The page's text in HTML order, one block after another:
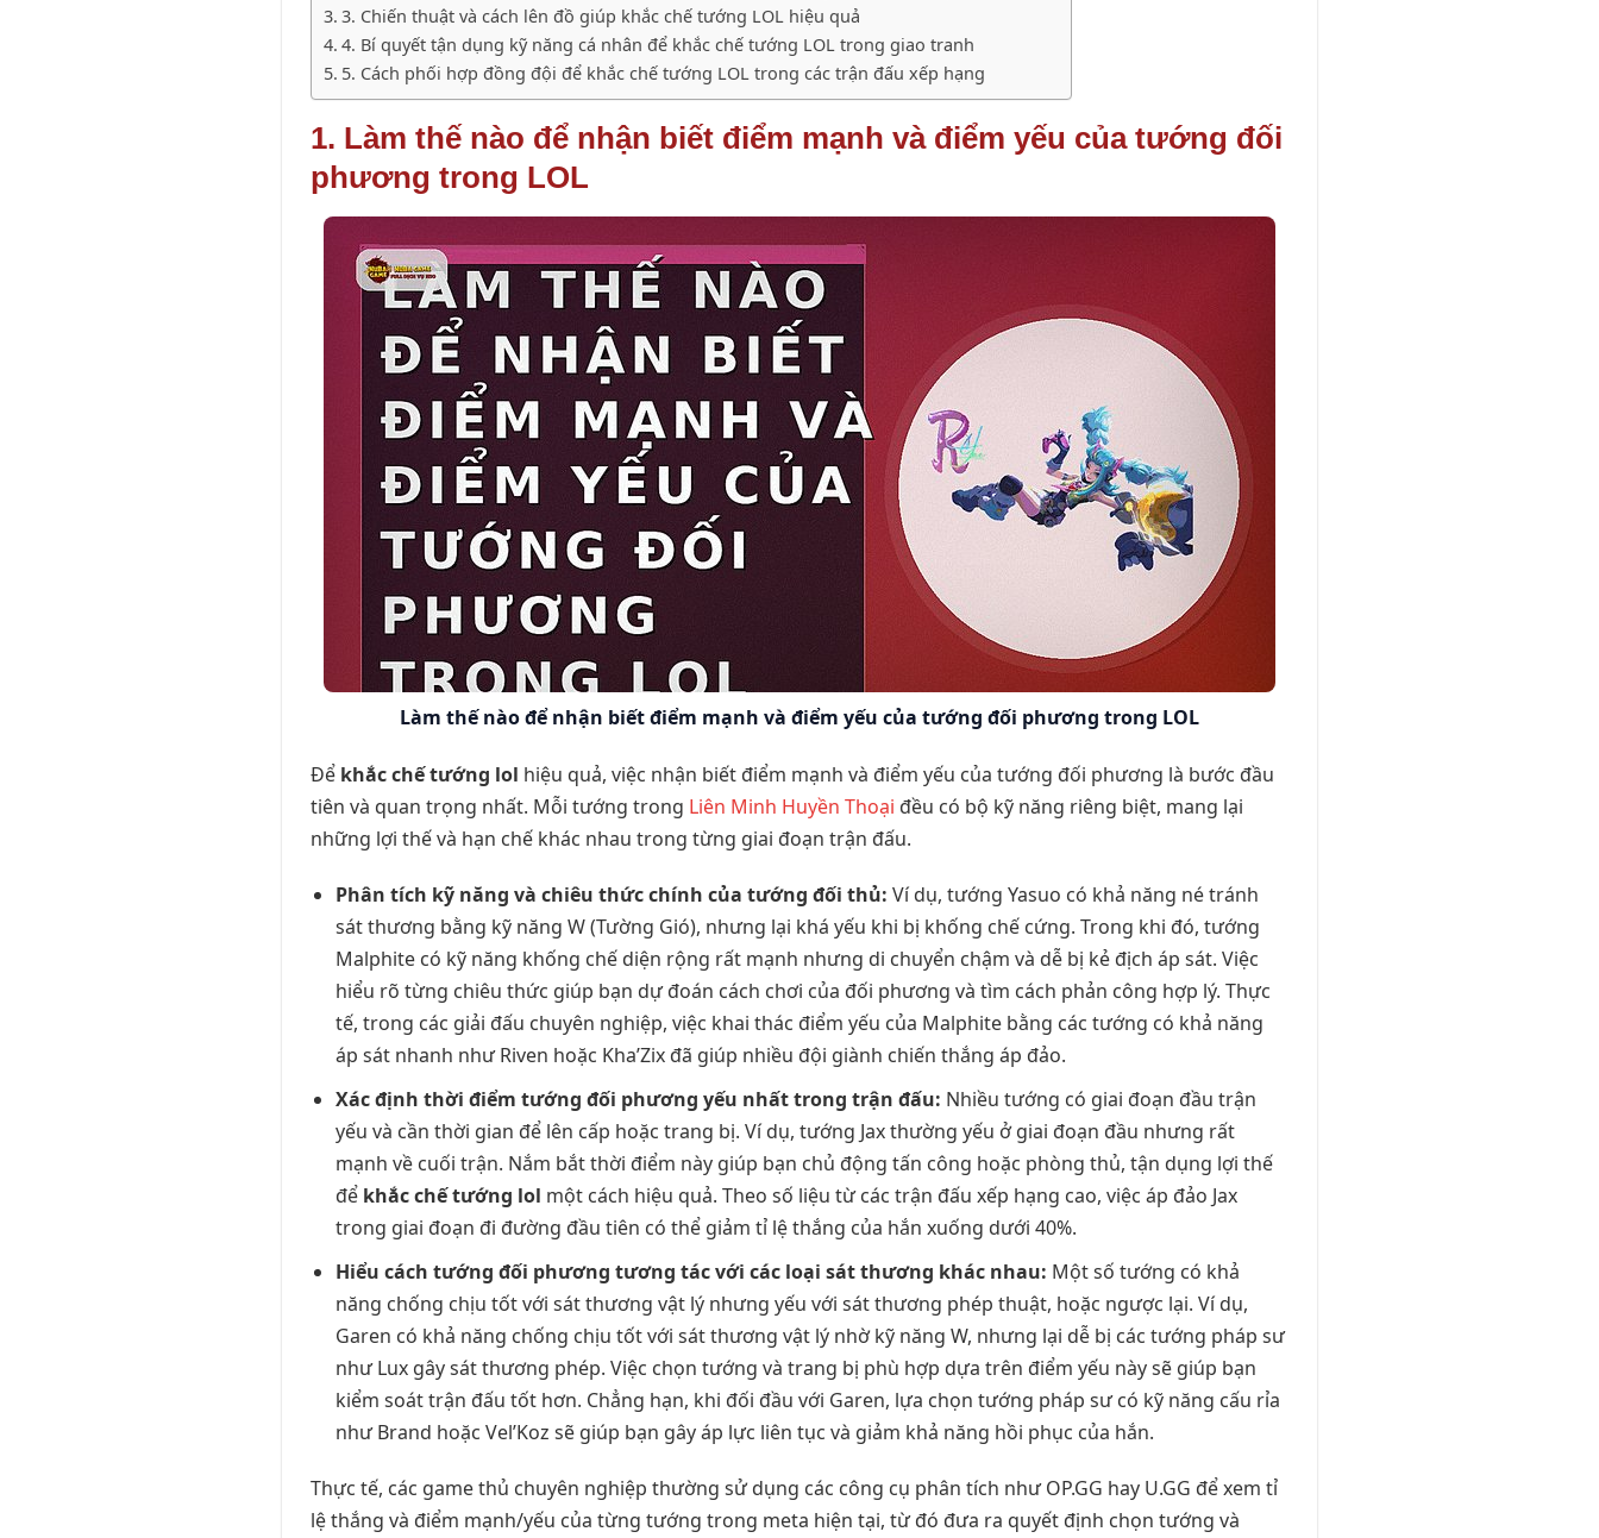
3. Chiến thuật và cách lên đồ giúp khắc chế tướng LOL hiệu quả
4. Bí quyết tận dụng kỹ năng cá nhân để khắc chế tướng LOL trong giao tranh
5. Cách phối hợp đồng đội để khắc chế tướng LOL trong các trận đấu xếp hạng
1. Làm thế nào để nhận biết điểm mạnh và điểm yếu của tướng đối
phương trong LOL
Làm thế nào để nhận biết điểm mạnh và điểm yếu của tướng đối phương trong LOL
Để khắc chế tướng lol hiệu quả, việc nhận biết điểm mạnh và điểm yếu của tướng đối phương là bước đầu
tiên và quan trọng nhất. Mỗi tướng trong Liên Minh Huyền Thoại đều có bộ kỹ năng riêng biệt, mang lại
những lợi thế và hạn chế khác nhau trong từng giai đoạn trận đấu.
Phân tích kỹ năng và chiêu thức chính của tướng đối thủ: Ví dụ, tướng Yasuo có khả năng né tránh
sát thương bằng kỹ năng W (Tường Gió), nhưng lại khá yếu khi bị khống chế cứng. Trong khi đó, tướng
Malphite có kỹ năng khống chế diện rộng rất mạnh nhưng di chuyển chậm và dễ bị kẻ địch áp sát. Việc
hiểu rõ từng chiêu thức giúp bạn dự đoán cách chơi của đối phương và tìm cách phản công hợp lý. Thực
tế, trong các giải đấu chuyên nghiệp, việc khai thác điểm yếu của Malphite bằng các tướng có khả năng
áp sát nhanh như Riven hoặc Kha’Zix đã giúp nhiều đội giành chiến thắng áp đảo.
Xác định thời điểm tướng đối phương yếu nhất trong trận đấu: Nhiều tướng có giai đoạn đầu trận
yếu và cần thời gian để lên cấp hoặc trang bị. Ví dụ, tướng Jax thường yếu ở giai đoạn đầu nhưng rất
mạnh về cuối trận. Nắm bắt thời điểm này giúp bạn chủ động tấn công hoặc phòng thủ, tận dụng lợi thế
để khắc chế tướng lol một cách hiệu quả. Theo số liệu từ các trận đấu xếp hạng cao, việc áp đảo Jax
trong giai đoạn đi đường đầu tiên có thể giảm tỉ lệ thắng của hắn xuống dưới 40%.
Hiểu cách tướng đối phương tương tác với các loại sát thương khác nhau: Một số tướng có khả
năng chống chịu tốt với sát thương vật lý nhưng yếu với sát thương phép thuật, hoặc ngược lại. Ví dụ,
Garen có khả năng chống chịu tốt với sát thương vật lý nhờ kỹ năng W, nhưng lại dễ bị các tướng pháp sư
như Lux gây sát thương phép. Việc chọn tướng và trang bị phù hợp dựa trên điểm yếu này sẽ giúp bạn
kiểm soát trận đấu tốt hơn. Chẳng hạn, khi đối đầu với Garen, lựa chọn tướng pháp sư có kỹ năng cấu rỉa
như Brand hoặc Vel’Koz sẽ giúp bạn gây áp lực liên tục và giảm khả năng hồi phục của hắn.
Thực tế, các game thủ chuyên nghiệp thường sử dụng các công cụ phân tích như OP.GG hay U.GG để xem tỉ
lệ thắng và điểm mạnh/yếu của từng tướng trong meta hiện tại, từ đó đưa ra quyết định chọn tướng và